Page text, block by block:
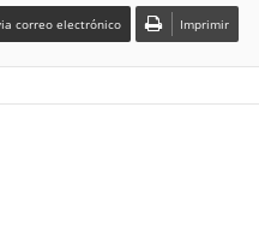
correo electrónico Imprimir